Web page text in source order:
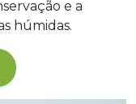
e a
húmidas.